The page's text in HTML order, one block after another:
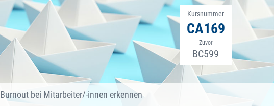
Kursnummer
CA169
Zuvor
BC599
Burnout bei Mitarbeiter/-innen erkennen